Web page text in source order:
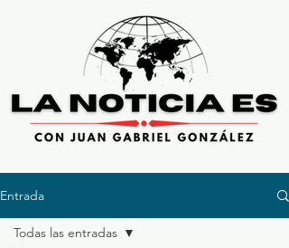
Entrada
Todas las entradas